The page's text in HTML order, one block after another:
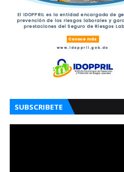
SUBSCRIBETE